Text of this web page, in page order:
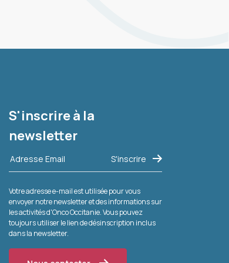
S'inscrire à la
newsletter
Votre adresse e-mail est utilisée pour vous
envoyer notre newsletter et des informations sur
les activités d'Onco Occitanie. Vous pouvez
toujours utiliser le lien de désinscription inclus
dans la newsletter.